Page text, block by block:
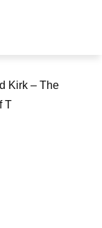
Kirk – The
T